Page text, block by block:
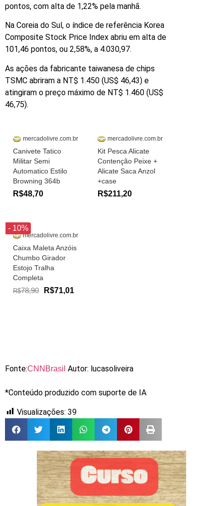
pontos, com alta de 1,22% pela manhã.
Na Coreia do Sul, o índice de referência Korea
Composite Stock Price Index abriu em alta de
101,46 pontos, ou 2,58%, a 4.030,97.
As ações da fabricante taiwanesa de chips
TSMC abriram a NT$ 1.450 (US$ 46,43) e
atingiram o preço máximo de NT$ 1.460 (US$
46,75).
mercadolivre.com.br
Canivete Tatico
Militar Semi
Automatico Estilo
Browning 364b
R$48,70
mercadolivre.com.br
Kit Pesca Alicate
Contenção Peixe +
Alicate Saca Anzol
+case
R$211,20
- 10%
mercadolivre.com.br
Caixa Maleta Anzóis
Chumbo Girador
Estojo Tralha
Completa
R$78,90 R$71,01
Fonte:CNNBrasil Autor: lucasoliveira
*Conteúdo produzido com suporte de IA
Visualizações: 39